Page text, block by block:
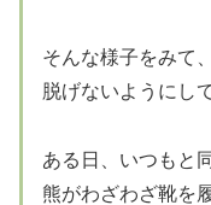
そんな様子をみて
脱げないようにし
ある日、いつもと
熊がわざわざ靴を